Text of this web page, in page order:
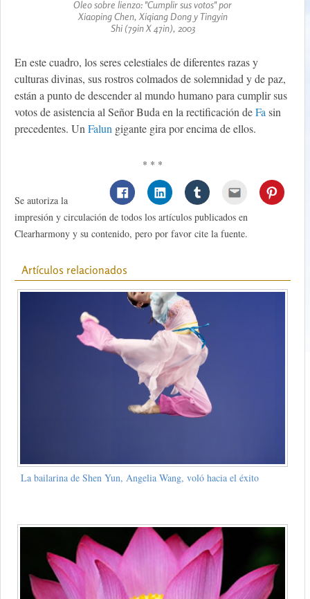
Oleo sobre lienzo: "Cumplir sus votos" por
Xiaoping Chen, Xiqiang Dong y Tingyin
Shi (79in X 47in), 2003
En este cuadro, los seres celestiales de diferentes razas y
culturas divinas, sus rostros colmados de solemnidad y de paz,
están a punto de descender al mundo humano para cumplir sus
votos de asistencia al Señor Buda en la rectificación deFasin
precedentes. UnFalun gigante gira por encima de ellos.
* * *
Se autoriza la
impresión y circulación de todos los artículos publicados en
Clearharmony y su contenido, pero por favor cite la fuente.
Artículos relacionados
La bailarina de Shen Yun, Angelia Wang, voló hacia el éxito